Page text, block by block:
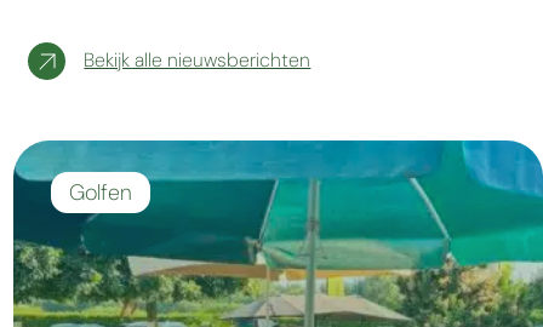
Bekijk alle nieuwsberichten
Golfen